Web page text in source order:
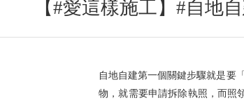
【#愛這樣施工】#自地
自地自建第一個關鍵步驟就是要
物，就需要申請拆除執照，而照